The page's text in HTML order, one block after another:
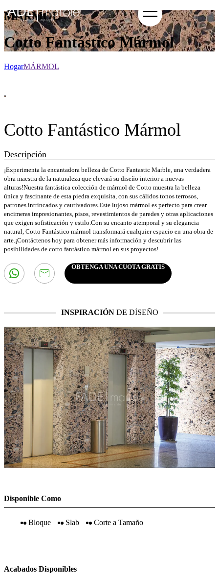
MÁRMOL
Cotto Fantástico Mármol
HogarMÁRMOL
Cotto Fantástico Mármol
Descripción
¡Experimenta la encantadora belleza de Cotto Fantastic Marble, una verdadera
obra maestra de la naturaleza que elevará su diseño interior a nuevas
alturas!Nuestra fantástica colección de mármol de Cotto muestra la belleza
única y fascinante de esta piedra exquisita, con sus cálidos tonos terrosos,
patrones intrincados y cautivadores.Este lujoso mármol es perfecto para crear
encimeras impresionantes, pisos, revestimientos de paredes y otras aplicaciones
que exigen sofisticación y estilo.Con su encanto atemporal y su elegancia
natural, Cotto Fantástico mármol transformará cualquier espacio en una obra de
arte.¡Contáctenos hoy para obtener más información y descubrir las
posibilidades de cotto fantástico mármol en sus proyectos!
OBTENGA UNA CUOTA GRATIS
INSPIRACIÓNDE DİSEÑO
Disponible Como
Bloque Slab Corte a Tamaño
Acabados Disponibles